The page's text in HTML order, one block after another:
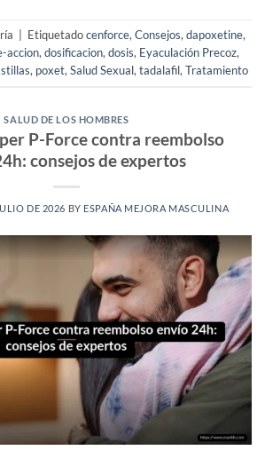
Etiquetadocenforce, Consejos, dapoxetine,
accion, dosificacion, dosis, Eyaculación Precoz,
, poxet, Salud Sexual, tadalafil, Tratamiento
SALUD DE LOS HOMBRES
P-Force contra reembolso
consejos de expertos
DE 2026 BY ESPAÑA MEJORA MASCULINA